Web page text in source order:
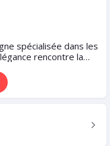
spécialisée dans les
rencontre la